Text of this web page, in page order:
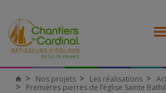
Nos projets Les réalisations
Premières pierres de l’église Sainte